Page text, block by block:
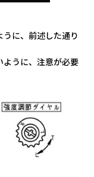
に、前述した通り
ように、注意が必要